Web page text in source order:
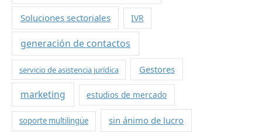
Soluciones sectoriales IVR
generación de contactos
servicio de asistencia jurídica Gestores
marketing estudios de mercado
soporte multilingüe sin ánimo de lucro